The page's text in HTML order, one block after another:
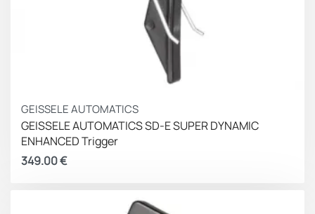
GEISSELE AUTOMATICS
GEISSELE AUTOMATICS SD-E SUPER DYNAMIC
ENHANCED Trigger
349.00€